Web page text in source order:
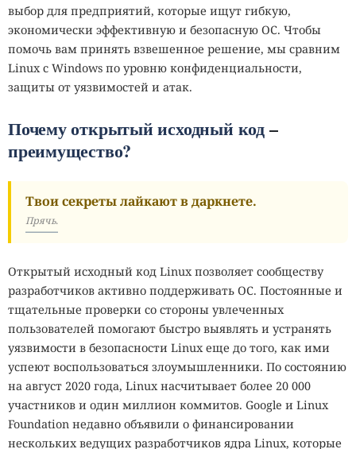
выбор для предприятий, которые ищут гибкую,
экономически эффективную и безопасную ОС. Чтобы
помочь вам принять взвешенное решение, мы сравним
Linux с Windows по уровню конфиденциальности,
защиты от уязвимостей и атак.
Почему открытый исходный код–
преимущество?
Твои секреты лайкают в даркнете.
Прячь.
Открытый исходный код Linux позволяет сообществу
разработчиков активно поддерживать ОС. Постоянные и
тщательные проверки со стороны увлеченных
пользователей помогают быстро выявлять и устранять
уязвимости в безопасности Linux еще до того, как ими
успеют воспользоваться злоумышленники. По состоянию
на август 2020 года, Linux насчитывает более 20 000
участников и один миллион коммитов. Google и Linux
Foundation недавно объявили о финансировании
нескольких ведущих разработчиков ядра Linux, которые